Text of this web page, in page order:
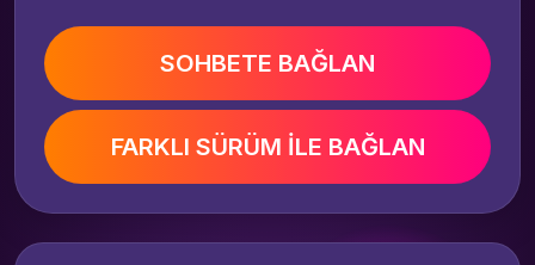
SOHBETE BAĞLAN
FARKLI SÜRÜM İLE BAĞLAN